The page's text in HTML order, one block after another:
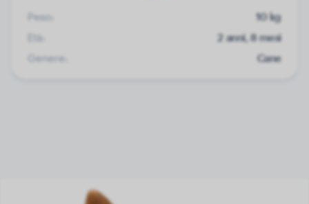
Peso:
10 kg
Età:
2 anni, 8 mesi
Genere:
Cane